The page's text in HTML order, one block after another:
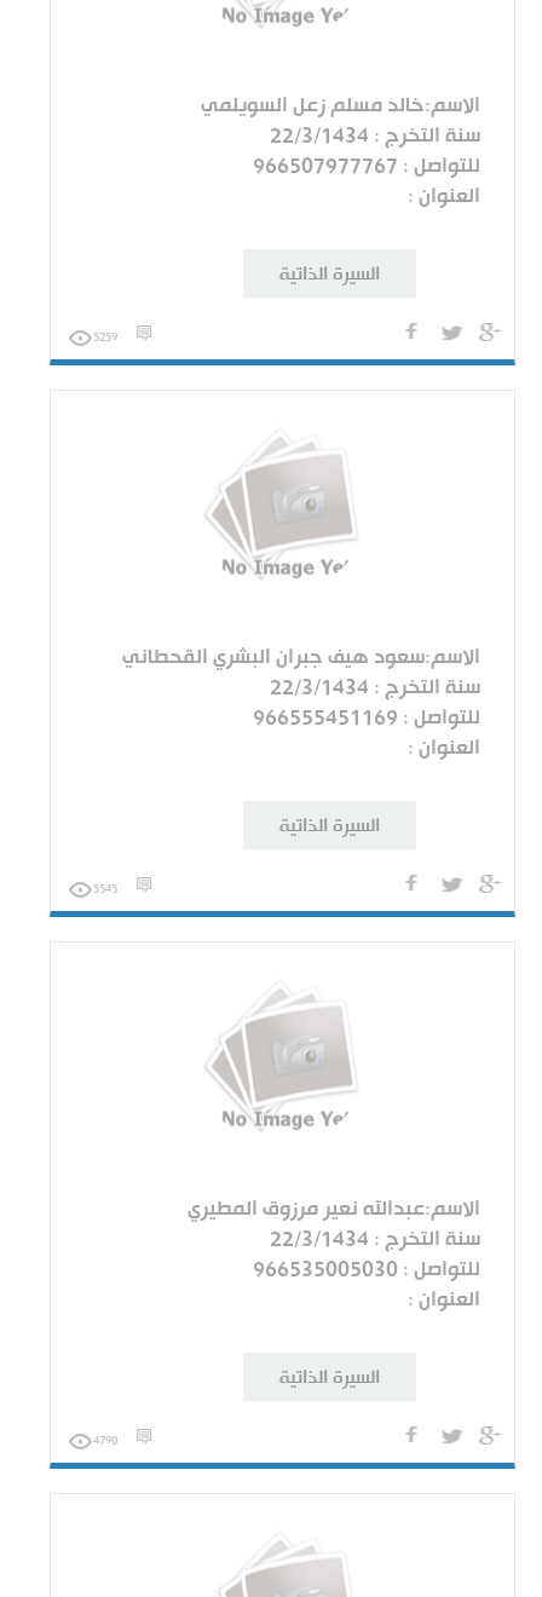
الاسم:خالد مسلم زعل السويلمي
سنة التخرج : 22/3/1434
للتواصل : 966507977767
العنوان :
السيرة الذاتية
5259
الاسم:سعود هيف جبران البشري القحطاني
سنة التخرج : 22/3/1434
للتواصل : 966555451169
العنوان :
السيرة الذاتية
5545
الاسم:عبدالله نعير مرزوق المطيري
سنة التخرج : 22/3/1434
للتواصل : 966535005030
العنوان :
السيرة الذاتية
4790